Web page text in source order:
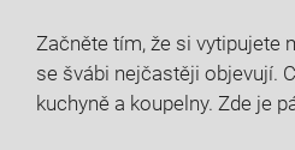
Začněte tím, že ⁢si vytipujete‍
se švábi nejčastěji ⁣objevují.
kuchyně a koupelny. Zde ⁤je